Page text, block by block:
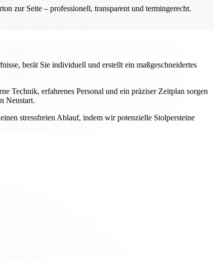
zur Seite – professionell, transparent und termingerecht.
berät Sie individuell und erstellt ein maßgeschneidertes
Technik, erfahrenes Personal und ein präziser Zeitplan sorgen
Neustart.
stressfreien Ablauf, indem wir potenzielle Stolpersteine